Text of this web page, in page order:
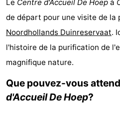
Graaf
van
Egmont
Landgoed
Huize
Campings
Chambre
d'hôtes
Chaumières
-
Buiten
-
Le Centre d'Accueil De Hoep à
de départ pour une visite de la
Noordhollands Duinreservaat.
l'histoire de la purification de
magnifique nature.
Que pouvez-vous
d'Accueil De Hoep?